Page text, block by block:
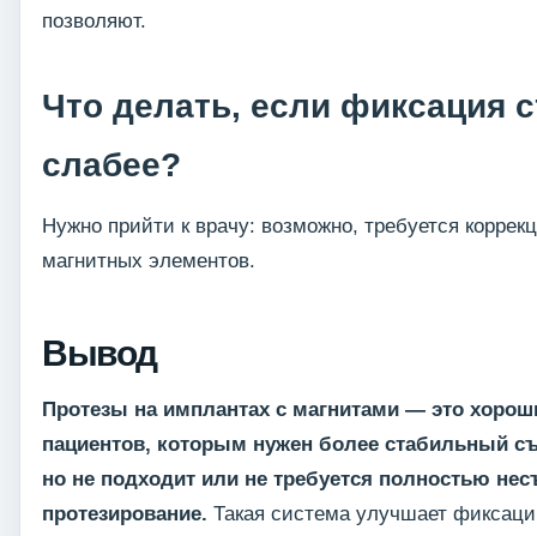
позволяют.
Что делать, если фиксация
слабее?
Нужно прийти к врачу: возможно, требуется
магнитных элементов.
Вывод
Протезы на имплантах с магнитами — это
пациентов, которым нужен более стабильный
но не подходит или не требуется полностью
протезирование. Такая система улучшает